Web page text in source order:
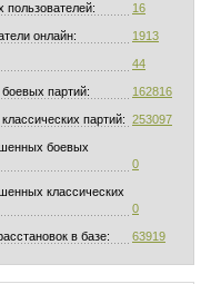
пользователей: 16
онлайн: 1913
44
партий: 162816
партий: 253097
боевых
0
классических
0
в базе: 63919